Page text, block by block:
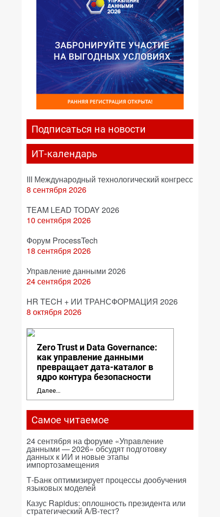
Подписаться на новости
ИТ-календарь
III Международный технологический конгресс
8 сентября 2026
TEAM LEAD TODAY 2026
10 сентября 2026
Форум ProcessTech
18 сентября 2026
Управление данными 2026
24 сентября 2026
HR TECH + ИИ ТРАНСФОРМАЦИЯ 2026
8 октября 2026
Zero Trust и Data Governance:
как управление данными
превращает дата-каталог в
ядро контура безопасности
Далее...
Самое читаемое
24 сентября на форуме «Управление
данными — 2026» обсудят подготовку
данных к ИИ и новые этапы
импортозамещения
Т-Банк оптимизирует процессы дообучения
языковых моделей
Казус Rapidus: оплошность президента или
стратегический A/B-тест?